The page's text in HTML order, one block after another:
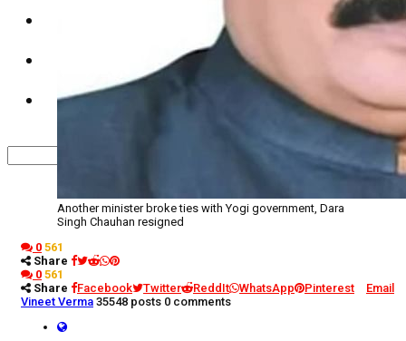
विज्ञान तकनीकी
Another minister broke ties with Yogi government, Dara
Singh Chauhan resigned
0 561
Share
0 561
Share
Facebook Twitter ReddIt WhatsApp Pinterest
Email
Vineet Verma 35548 posts 0 comments